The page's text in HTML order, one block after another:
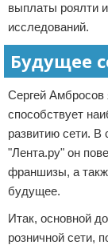
выплаты роялти
исследований.
Будущее
Сергей Амбросов
способствует
развитию сети. В
"Лента.ру" он
франшизы, а
будущее.
Итак, основной
розничной сети,